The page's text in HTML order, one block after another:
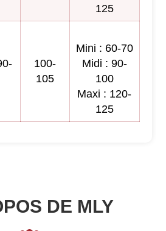
125
100-
105
Mini : 60-70
Midi : 90-
100
Maxi : 120-
125
DE MLY